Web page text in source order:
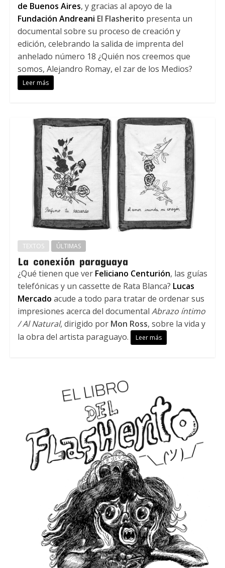
de Buenos Aires, y gracias al apoyo de la
Fundación Andreani El Flasherito presenta un
documental sobre su proceso de creación y
edición, celebrando la salida de imprenta del
anhelado número 18 ¿Quién nos creemos que
somos, Alejandro Romay, el zar de los Medios?
Leer más
TEXTOS ÚLTIMAS
La conexión paraguaya
¿Qué tienen que ver Feliciano Centurión, las guías
telefónicas y un cassette de Rata Blanca? Lucas
Mercado acude a todo para tratar de ordenar sus
impresiones acerca del documental Abrazo íntimo
/ Al Natural, dirigido por Mon Ross, sobre la vida y
la obra del artista paraguayo.
Leer más